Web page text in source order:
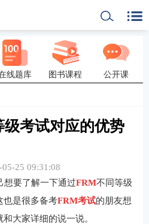
线题库 图书课程 公开课
考试对应的优势
05-25 09:31:08
想要了解一下通过FRM不同等级
也是很多备考FRM考试的朋友想
大家详细的说一说。